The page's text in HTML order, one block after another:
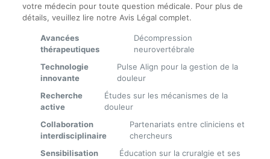
votre médecin pour toute question médicale. Pour plus de
détails, veuillez lire notre Avis Légal complet.
Avancées
thérapeutiques
Décompression
neurovertébrale
Technologie
innovante
Pulse Align pour la gestion de la
douleur
Recherche
active
Études sur les mécanismes de la
douleur
Collaboration
interdisciplinaire
Partenariats entre cliniciens et
chercheurs
Sensibilisation
Éducation sur la cruralgie et ses